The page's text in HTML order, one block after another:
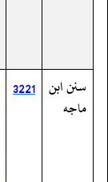
سنن ابن
ماجه
3221